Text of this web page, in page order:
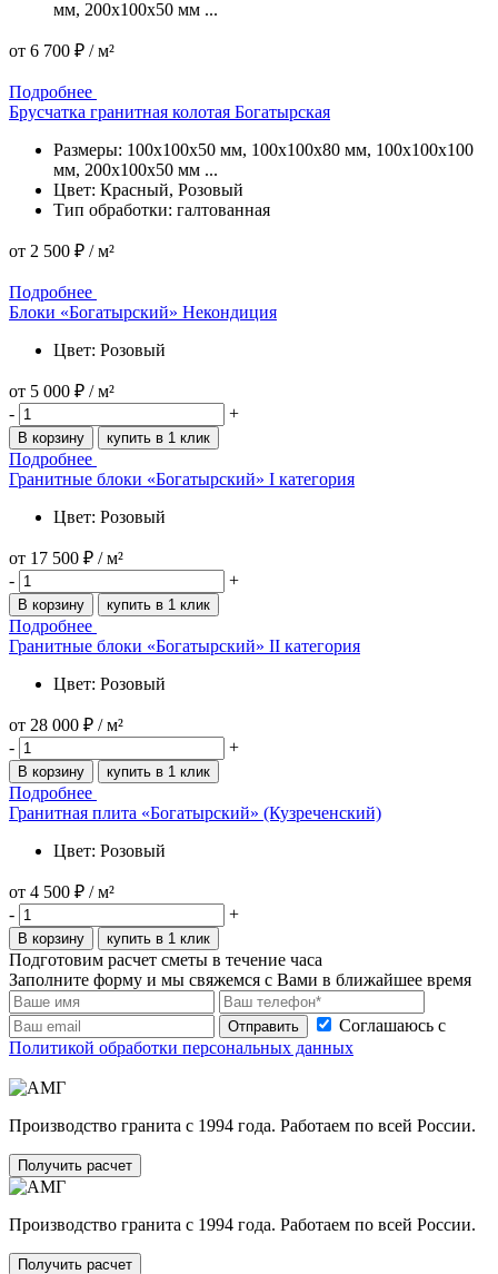
мм, 200x100x50 мм ...
от 6 700 ₽ / м²
Подробнее
Брусчатка гранитная колотая Богатырская
Размеры: 100x100x50 мм, 100x100x80 мм, 100x100x100
мм, 200x100x50 мм ...
Цвет: Красный, Розовый
Тип обработки: галтованная
от 2 500 ₽ / м²
Подробнее
Блоки «Богатырский» Некондиция
Цвет: Розовый
от 5 000 ₽ / м²
-
+
В корзину купить в 1 клик
Подробнее
Гранитные блоки «Богатырский» I категория
Цвет: Розовый
от 17 500 ₽ / м²
-
+
В корзину купить в 1 клик
Подробнее
Гранитные блоки «Богатырский» II категория
Цвет: Розовый
от 28 000 ₽ / м²
-
+
В корзину купить в 1 клик
Подробнее
Гранитная плита «Богатырский» (Кузреченский)
Цвет: Розовый
от 4 500 ₽ / м²
-
+
В корзину купить в 1 клик
Подготовим расчет сметы в течение часа
Заполните форму и мы свяжемся с Вами в ближайшее время
Отправить
Соглашаюсь с
Политикой обработки персональных данных
Производство гранита с 1994 года. Работаем по всей России.
Получить расчет
Производство гранита с 1994 года. Работаем по всей России.
Получить расчет